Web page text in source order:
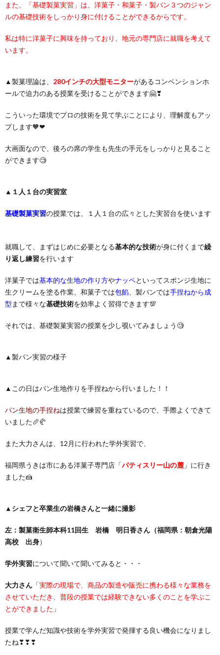
また、「基礎製菓実習」は、洋菓子・和菓子・製パン３つのジャン
ルの基礎技術をしっかり身に付けることができるからです。
私は特に洋菓子に興味を持っており、地元の専門店に就職を考えて
います。
▲製菓理論は、 280インチの大型モニターがあるコンベンションホ
ールで迫力のある授業を受けることができます🤗❣
こういった環境でプロの技術を見て学ぶことにより、理解度もアッ
プします🧡❤
大画面なので、後ろの席の学生も先生の手元をしっかりと見ること
ができます🧐
▲ １人１台の実習室
基礎製菓実習の授業では、１人１台の広々とした実習台を使います
就職して、まずはじめに必要となる基本的な技術が身に付くまで繰
り返し練習を行います
洋菓子では基本的な生地の作り方やナッペといってスポンジ生地に
生クリームを塗る作業、和菓子では包餡 、製パンでは手捏ねから成
型 まで様々な基礎技術を効率よく習得できます💯
それでは、基礎製菓実習の授業を少し覗いてみましょう🧐
▲製パン実習の様子
▲この日はパン生地作りを手捏ねから行いました！！
パン生地の手捏ねは授業で練習を重ねているので、手際よくできて
いました🥖🥐
また大力さんは、12月に行われた学外実習で、
福岡県うきは市にある洋菓子専門店「パティスリー山の麓 」に行き
ました🍰
▲ シェフと卒業生の岩橋さんと一緒に撮影
左：製菓衛生師本科11回生 岩橋 明日香さん（福岡県：朝倉光陽
高校 出身）
学外実習について聞いて聞いてみると・・・
大力さん 「実際の現場で、商品の製造や販売に携わる様々な業務を
させていただき、普段の授業では経験できない多くのことを学ぶこ
とができました 」
授業で学んだ知識や技術を学外実習で発揮する良い機会になりまし
たね❣❣❣